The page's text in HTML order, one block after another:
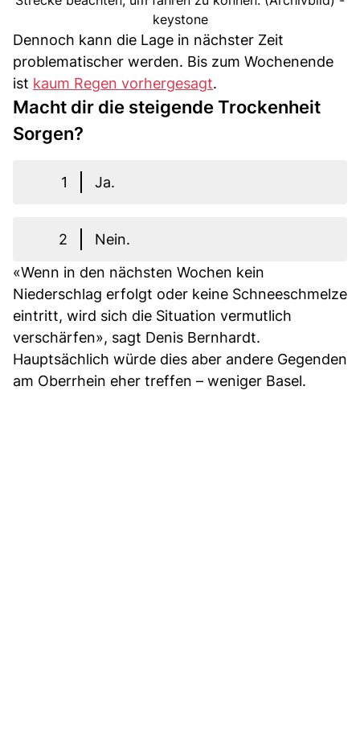
keystone
Dennoch kann die Lage in nächster Zeit
problematischer werden. Bis zum Wochenende
ist kaum Regen vorhergesagt.
Macht dir die steigende Trockenheit
Sorgen?
1 Ja.
2
Nein.
«Wenn in den nächsten Wochen kein
Niederschlag erfolgt oder keine Schneeschmelze
eintritt, wird sich die Situation vermutlich
verschärfen», sagt Denis Bernhardt.
Hauptsächlich würde dies aber andere Gegenden
am Oberrhein eher treffen – weniger Basel.